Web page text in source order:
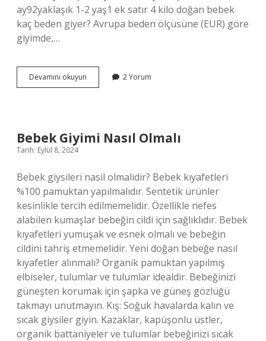
ay92yaklaşık 1-2 yaş1 ek satır 4 kilo doğan bebek
kaç beden giyer? Avrupa beden ölçüsüne (EUR) göre
giyimde,…
Devamını okuyun
Cm
2 Yorum
Bebek Giyimi Nasıl Olmalı
Tarih: Eylül 8, 2024
Bebek giysileri nasil olmalidir? Bebek kıyafetleri
%100 pamuktan yapılmalıdır. Sentetik ürünler
kesinlikle tercih edilmemelidir. Özellikle nefes
alabilen kumaşlar bebeğin cildi için sağlıklıdır. Bebek
kıyafetleri yumuşak ve esnek olmalı ve bebeğin
cildini tahriş etmemelidir. Yeni doğan bebeğe nasıl
kıyafetler alınmalı? Organik pamuktan yapılmış
elbiseler, tulumlar ve tulumlar idealdir. Bebeğinizi
güneşten korumak için şapka ve güneş gözlüğü
takmayı unutmayın. Kış: Soğuk havalarda kalın ve
sıcak giysiler giyin. Kazaklar, kapüşonlu üstler,
organik battaniyeler ve tulumlar bebeğinizi sıcak